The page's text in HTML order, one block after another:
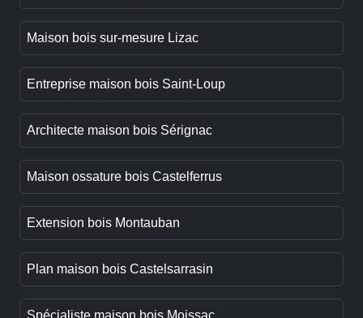
Maison bois sur-mesure Lizac
Entreprise maison bois Saint-Loup
Architecte maison bois Sérignac
Maison ossature bois Castelferrus
Extension bois Montauban
Plan maison bois Castelsarrasin